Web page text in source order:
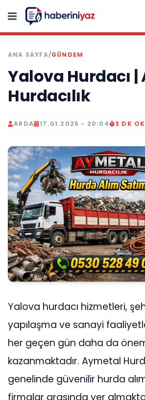
ANA SAYFA/GÜNDEM
Yalova Hurdacı
Hurdacılık
ARDA 17.01.2026 - 20:04 3 DK
Yalova hurdacı hizmetleri,
yapılaşma ve sanayi
her geçen gün daha da
kazanmaktadır. Aymetal
genelinde güvenilir hurda